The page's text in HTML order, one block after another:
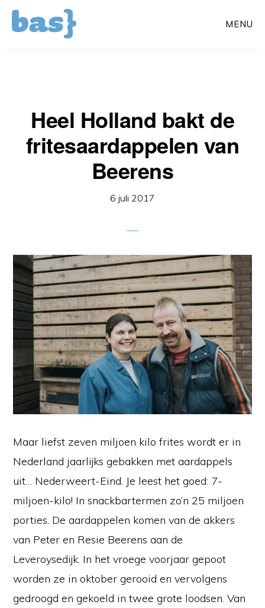
Door
naar
MENU
Heel Holland bakt de
fritesaardappelen van
Beerens
6 juli 2017
Maar liefst zeven miljoen kilo frites wordt er in
Nederland jaarlijks gebakken met aardappels
uit… Nederweert-Eind. Je leest het goed: 7-
miljoen-kilo! In snackbartermen zo’n 25 miljoen
porties. De aardappelen komen van de akkers
van Peter en Resie Beerens aan de
Leveroysedijk. In het vroege voorjaar gepoot
worden ze in oktober gerooid en vervolgens
gedroogd en gekoeld in twee grote loodsen. Van